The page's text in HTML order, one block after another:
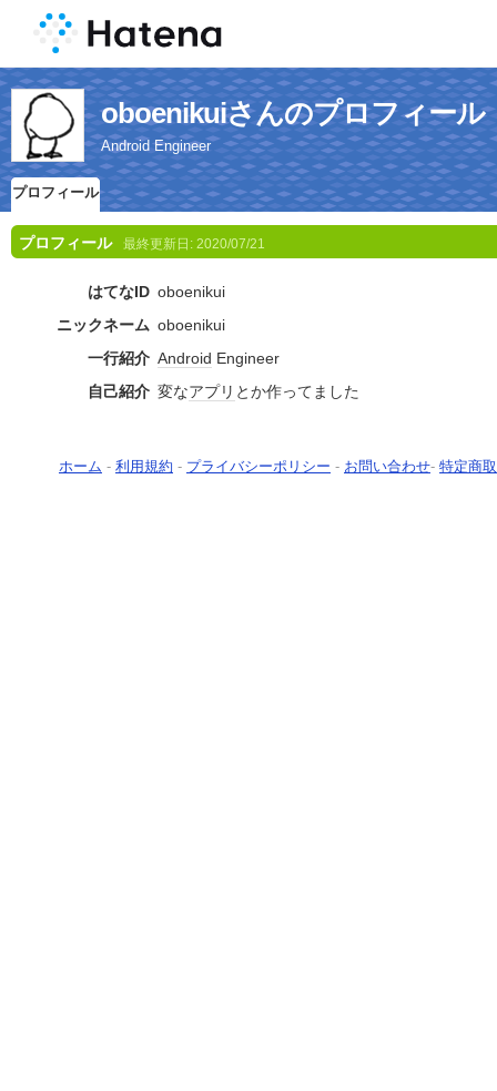
oboenikuiさんのプロフィール
Android Engineer
プロフィール
プロフィール 最終更新日: 2020/07/21
はてなID oboenikui
ニックネーム oboenikui
一行紹介 Android Engineer
自己紹介 変なアプリ とか作ってました
ホーム - 利用規約 - プライバシーポリシー - お問い合わせ- 特定商